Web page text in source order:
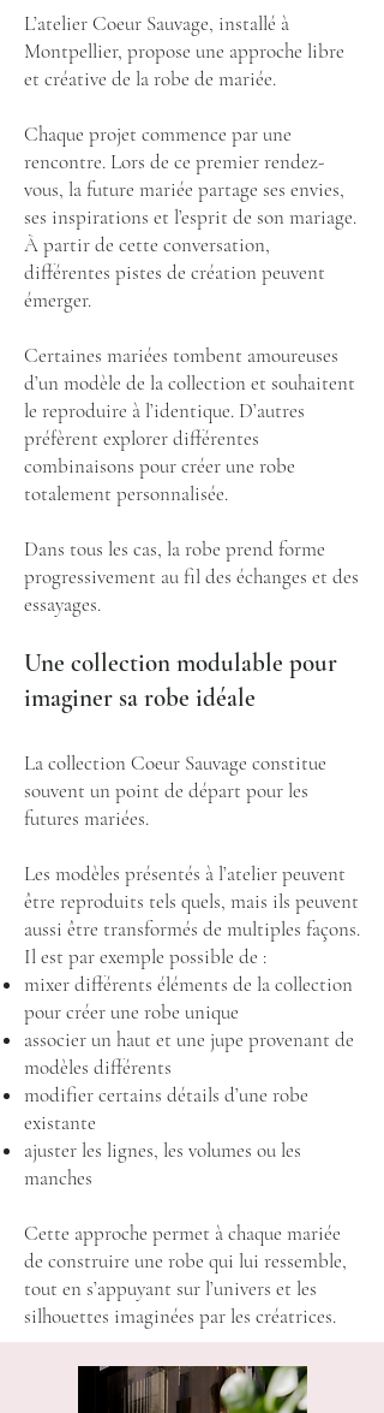
L’atelier Coeur Sauvage, installé à
Montpellier, propose une approche libre
et créative de la robe de mariée.
Chaque projet commence par une
rencontre. Lors de ce premier rendez-
vous, la future mariée partage ses envies,
ses inspirations et l’esprit de son mariage.
À partir de cette conversation,
différentes pistes de création peuvent
émerger.
Certaines mariées tombent amoureuses
d’un modèle de la collection et souhaitent
le reproduire à l’identique. D’autres
préfèrent explorer différentes
combinaisons pour créer une robe
totalement personnalisée.
Dans tous les cas, la robe prend forme
progressivement au fil des échanges et des
essayages.
Une collection modulable pour
imaginer sa robe idéale
La collection Coeur Sauvage constitue
souvent un point de départ pour les
futures mariées.
Les modèles présentés à l’atelier peuvent
être reproduits tels quels, mais ils peuvent
aussi être transformés de multiples façons.
Il est par exemple possible de :
mixer différents éléments de la collection
pour créer une robe unique
associer un haut et une jupe provenant de
modèles différents
modifier certains détails d’une robe
existante
ajuster les lignes, les volumes ou les
manches
Cette approche permet à chaque mariée
de construire une robe qui lui ressemble,
tout en s’appuyant sur l’univers et les
silhouettes imaginées par les créatrices.